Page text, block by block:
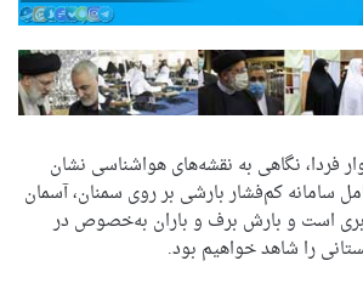
فردا، نگاهی به نقشه‌های هواشناسی نشان
سامانه کم‌فشار بارشی بر روی سمنان، آسمان
است و بارش برف و باران به‌خصوص در
را شاهد خواهیم بود.